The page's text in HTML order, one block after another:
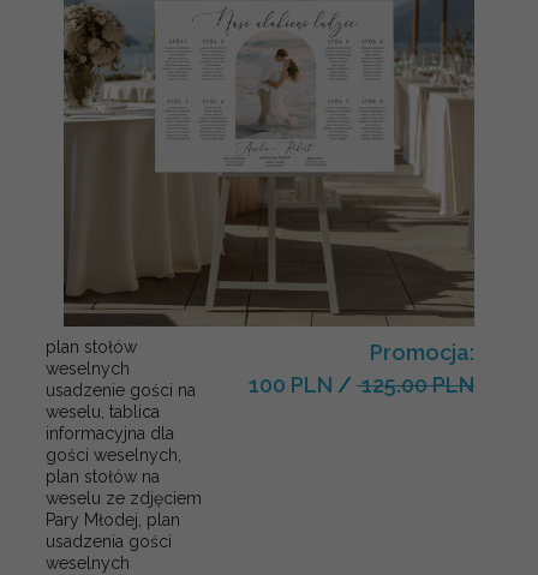
plan stołów
weselnych
usadzenie gości na
weselu, tablica
informacyjna dla
gości weselnych,
plan stołów na
weselu ze zdjęciem
Pary Młodej, plan
usadzenia gości
weselnych
Promocja:
100 PLN / 125.00 PLN